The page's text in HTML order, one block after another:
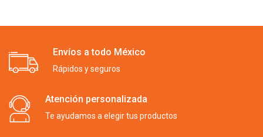
Envíos a todo México
Rápidos y seguros
Atención personalizada
Te ayudamos a elegir tus productos